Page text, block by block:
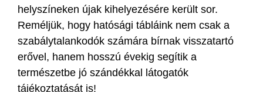
helyszíneken újak kihelyezésére került sor.
Reméljük, hogy hatósági tábláink nem csak a
szabálytalankodók számára bírnak visszatartó
erővel, hanem hosszú évekig segítik a
természetbe jó szándékkal látogatók
tájékoztatását is!